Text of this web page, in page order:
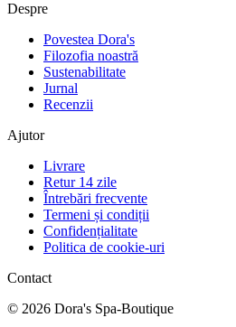
Despre
Povestea Dora's
Filozofia noastră
Sustenabilitate
Jurnal
Recenzii
Ajutor
Livrare
Retur 14 zile
Întrebări frecvente
Termeni și condiții
Confidențialitate
Politica de cookie-uri
Contact
© 2026 Dora's Spa-Boutique